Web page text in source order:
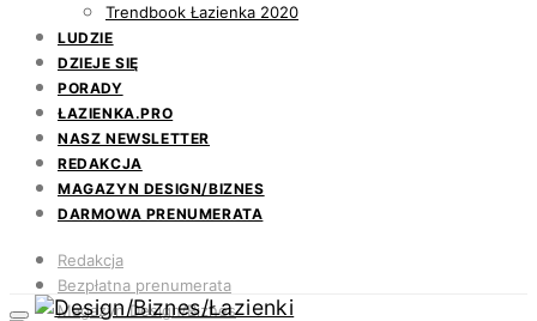
Trendbook Łazienka 2020
LUDZIE
DZIEJE SIĘ
PORADY
ŁAZIENKA.PRO
NASZ NEWSLETTER
REDAKCJA
MAGAZYN DESIGN/BIZNES
DARMOWA PRENUMERATA
Redakcja
Bezpłatna prenumerata
Magazyn Design/Biznes